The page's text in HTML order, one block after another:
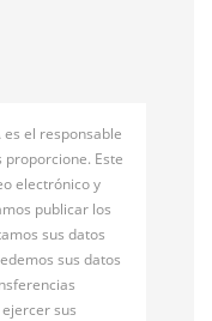
es el responsable
Este
electrónico y
publicar los
sus datos
sus datos
sus